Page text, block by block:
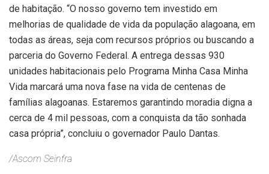
de habitação. “O nosso governo tem investido em
melhorias de qualidade de vida da população alagoana, em
todas as áreas, seja com recursos próprios ou buscando a
parceria do Governo Federal. A entrega dessas 930
unidades habitacionais pelo Programa Minha Casa Minha
Vida marcará uma nova fase na vida de centenas de
famílias alagoanas. Estaremos garantindo moradia digna a
cerca de 4 mil pessoas, com a conquista da tão sonhada
casa própria”, concluiu o governador Paulo Dantas.
/Ascom Seinfra